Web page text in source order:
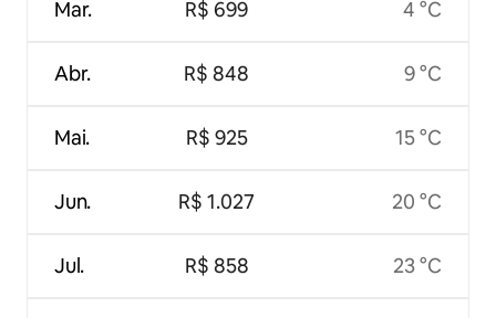
Mar.
Abr.
Mai.
Jun.
Jul.
R$ 699
R$ 848
R$ 925
R$ 1.027
R$ 858
4 °C
9 °C
15 °C
20 °C
23 °C